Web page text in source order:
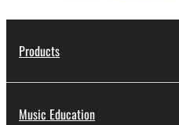
Products
Music Education